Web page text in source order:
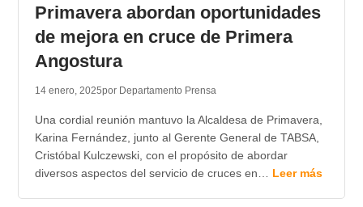
Primavera abordan oportunidades
de mejora en cruce de Primera
Angostura
14 enero, 2025por Departamento Prensa
Una cordial reunión mantuvo la Alcaldesa de Primavera,
Karina Fernández, junto al Gerente General de TABSA,
Cristóbal Kulczewski, con el propósito de abordar
diversos aspectos del servicio de cruces en… Leer más